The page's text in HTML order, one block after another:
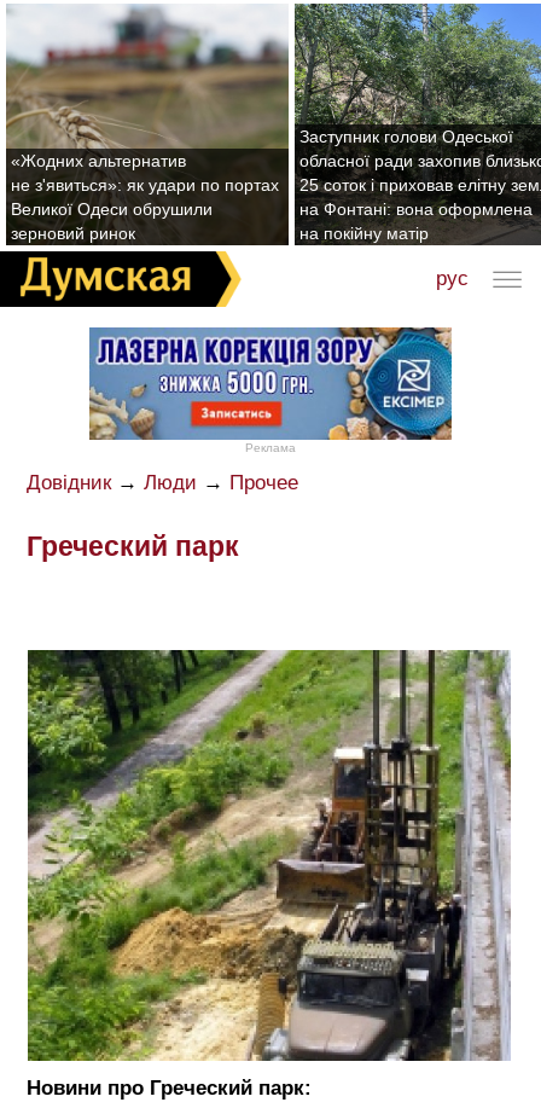
«Жодних альтернатив
не з'явиться»: як удари по портах
Великої Одеси обрушили
зерновий ринок
Заступник голови Одеської
обласної ради захопив
25 соток і приховав елітну
на Фонтані: вона оформлена
на покійну матір
рус
Реклама
Довідник→ Люди → Прочее
Греческий парк
Новини про Греческий парк: